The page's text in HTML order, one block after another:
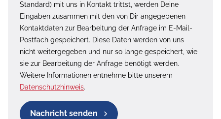
Standard) mit uns in Kontakt trittst, werden Deine
Eingaben zusammen mit den von Dir angegebenen
Kontaktdaten zur Bearbeitung der Anfrage im E-Mail-
Postfach gespeichert. Diese Daten werden von uns
nicht weitergegeben und nur so lange gespeichert, wie
sie zur Bearbeitung der Anfrage benötigt werden.
Weitere Informationen entnehme bitte unserem
Datenschutzhinweis.
Nachricht senden